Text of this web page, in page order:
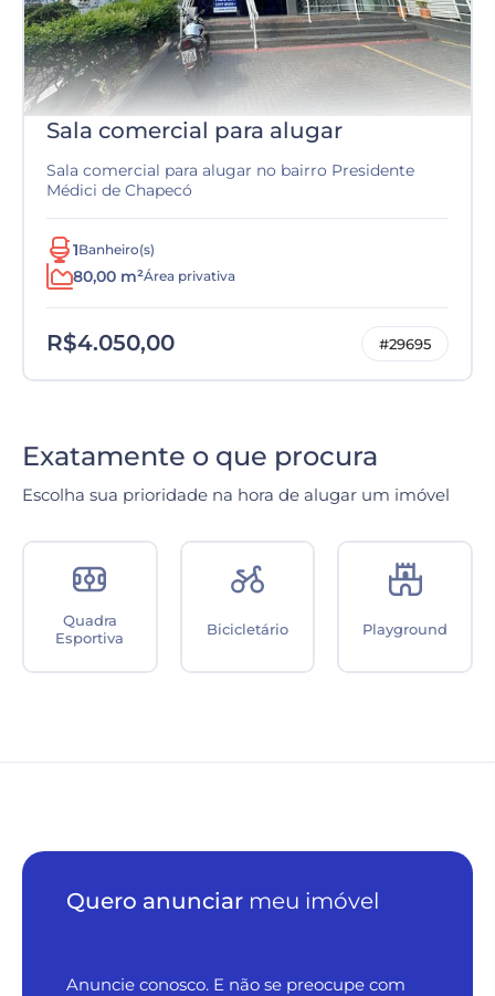
Sala comercial para alugar
Sala comercial para alugar no bairro Presidente
Médici de Chapecó
1Banheiro(s)
80,00 m²Área privativa
R$4.050,00 #29695
Exatamente o que procura
Escolha sua prioridade na hora de alugar um imóvel
Pátio
Cozinha e Sala
Integrados
Sala de jantar
Quero anunciar meu imóvel
Anuncie conosco. E não se preocupe com